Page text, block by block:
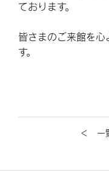
ております。
皆さまのご来館を心
す。
＜ 一